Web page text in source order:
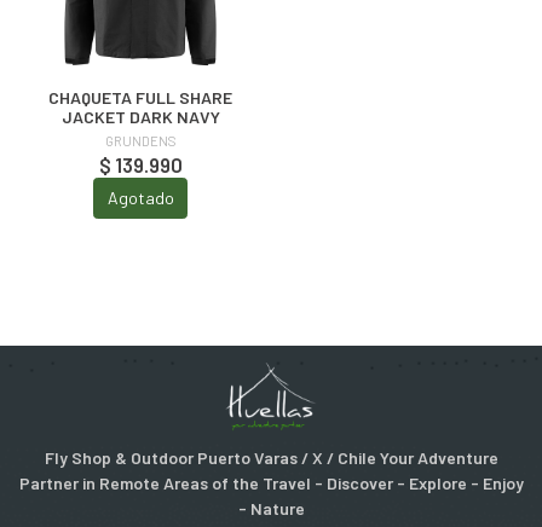
CHAQUETA FULL SHARE
JACKET DARK NAVY
GRUNDENS
$ 139.990
Agotado
Fly Shop & Outdoor Puerto Varas / X / Chile Your Adventure
Partner in Remote Areas of the Travel - Discover - Explore - Enjoy
- Nature